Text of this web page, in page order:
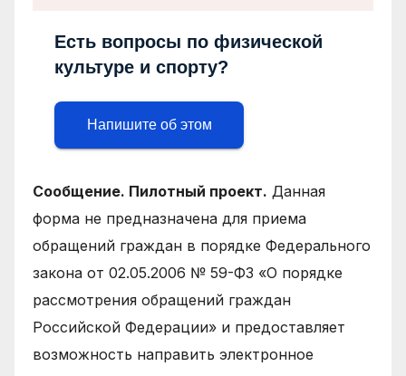
Есть вопросы по физической
культуре и спорту?
Напишите об этом
Сообщение. Пилотный проект. Данная
форма не предназначена для приема
обращений граждан в порядке Федерального
закона от 02.05.2006 № 59-ФЗ «О порядке
рассмотрения обращений граждан
Российской Федерации» и предоставляет
возможность направить электронное